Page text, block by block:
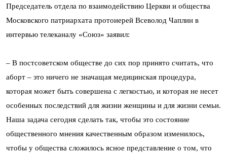
Председатель отдела по взаимодействию Церкви и общества
Московского патриархата протоиерей Всеволод Чаплин в
интервью телеканалу «Союз» заявил:
– В постсоветском обществе до сих пор принято считать, что
аборт – это ничего не значащая медицинская процедура,
которая может быть совершена с легкостью, и которая не несет
особенных последствий для жизни женщины и для жизни семьи.
Наша задача сегодня сделать так, чтобы это состояние
общественного мнения качественным образом изменилось,
чтобы у общества сложилось ясное представление о том, что